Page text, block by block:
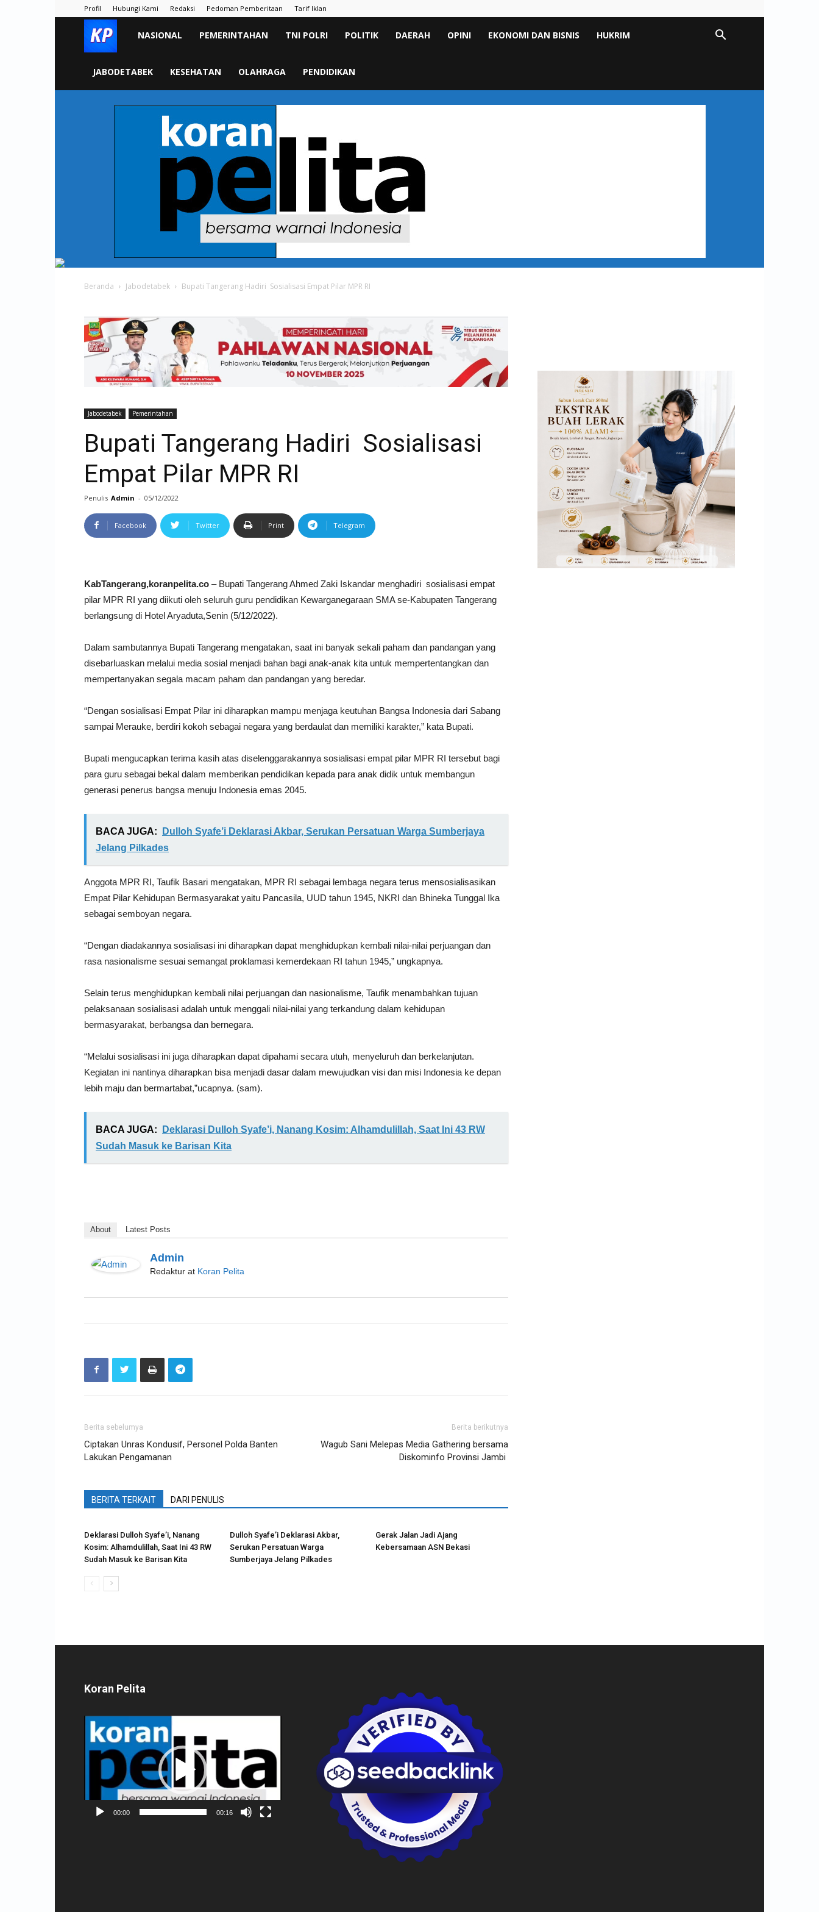
Profil Hubungi Kami Redaksi Pedoman Pemberitaan Tarif Iklan
KORAN
PELITA
NASIONAL PEMERINTAHAN TNI POLRI POLITIK DAERAH OPINI EKONOMI DAN BISNIS HUKRIM
JABODETABEK KESEHATAN OLAHRAGA PENDIDIKAN
Beranda Jabodetabek Bupati Tangerang Hadiri Sosialisasi Empat Pilar MPR RI
Jabodetabek Pemerintahan
Bupati Tangerang Hadiri Sosialisasi
Empat Pilar MPR RI
Penulis Admin - 05/12/2022
Facebook Twitter Print Telegram
KabTangerang,koranpelita.co – Bupati Tangerang Ahmed Zaki Iskandar menghadiri sosialisasi empat
pilar MPR RI yang diikuti oleh seluruh guru pendidikan Kewarganegaraan SMA se-Kabupaten Tangerang
berlangsung di Hotel Aryaduta,Senin (5/12/2022).
Dalam sambutannya Bupati Tangerang mengatakan, saat ini banyak sekali paham dan pandangan yang
disebarluaskan melalui media sosial menjadi bahan bagi anak-anak kita untuk mempertentangkan dan
mempertanyakan segala macam paham dan pandangan yang beredar.
“Dengan sosialisasi Empat Pilar ini diharapkan mampu menjaga keutuhan Bangsa Indonesia dari Sabang
sampai Merauke, berdiri kokoh sebagai negara yang berdaulat dan memiliki karakter,” kata Bupati.
Bupati mengucapkan terima kasih atas diselenggarakannya sosialisasi empat pilar MPR RI tersebut bagi
para guru sebagai bekal dalam memberikan pendidikan kepada para anak didik untuk membangun
generasi penerus bangsa menuju Indonesia emas 2045.
BACA JUGA:
Dulloh Syafe’i Deklarasi Akbar, Serukan Persatuan Warga Sumberjaya
Jelang Pilkades
Anggota MPR RI, Taufik Basari mengatakan, MPR RI sebagai lembaga negara terus mensosialisasikan
Empat Pilar Kehidupan Bermasyarakat yaitu Pancasila, UUD tahun 1945, NKRI dan Bhineka Tunggal Ika
sebagai semboyan negara.
“Dengan diadakannya sosialisasi ini diharapkan dapat menghidupkan kembali nilai-nilai perjuangan dan
rasa nasionalisme sesuai semangat proklamasi kemerdekaan RI tahun 1945,” ungkapnya.
Selain terus menghidupkan kembali nilai perjuangan dan nasionalisme, Taufik menambahkan tujuan
pelaksanaan sosialisasi adalah untuk menggali nilai-nilai yang terkandung dalam kehidupan
bermasyarakat, berbangsa dan bernegara.
“Melalui sosialisasi ini juga diharapkan dapat dipahami secara utuh, menyeluruh dan berkelanjutan.
Kegiatan ini nantinya diharapkan bisa menjadi dasar dalam mewujudkan visi dan misi Indonesia ke depan
lebih maju dan bermartabat,”ucapnya. (sam).
BACA JUGA:
Deklarasi Dulloh Syafe’i, Nanang Kosim: Alhamdulillah, Saat Ini 43 RW
Sudah Masuk ke Barisan Kita
About Latest Posts
Admin
Redaktur at Koran Pelita
Berita sebelumya
Ciptakan Unras Kondusif, Personel Polda Banten
Lakukan Pengamanan
Berita berikutnya
Wagub Sani Melepas Media Gathering bersama
Diskominfo Provinsi Jambi
BERITA TERKAIT DARI PENULIS
Deklarasi Dulloh Syafe’i, Nanang
Kosim: Alhamdulillah, Saat Ini 43 RW
Sudah Masuk ke Barisan Kita
Dulloh Syafe’i Deklarasi Akbar,
Serukan Persatuan Warga
Sumberjaya Jelang Pilkades
Gerak Jalan Jadi Ajang
Kebersamaan ASN Bekasi
Koran Pelita
Pemutar
Video
00:00 00:16